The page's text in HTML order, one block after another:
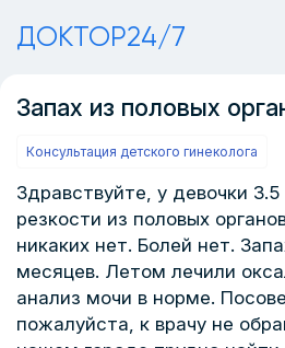
ДОКТОР24/7
Запах из половых
Консультация детского гинеколога
Здравствуйте, у девочки
резкости из половых
никаких нет. Болей нет.
месяцев. Летом лечили
анализ мочи в норме.
пожалуйста, к врачу не